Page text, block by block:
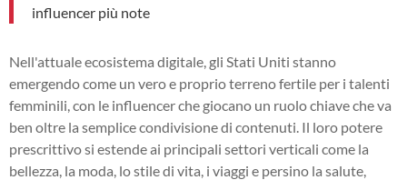
influencer più note
Nell'attuale ecosistema digitale, gli Stati Uniti stanno
emergendo come un vero e proprio terreno fertile per i talenti
femminili, con le influencer che giocano un ruolo chiave che va
ben oltre la semplice condivisione di contenuti. Il loro potere
prescrittivo si estende ai principali settori verticali come la
bellezza, la moda, lo stile di vita, i viaggi e persino la salute,